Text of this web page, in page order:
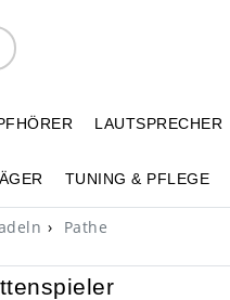
LAUTSPRECHER
TUNING & PFLEGE
Pathe